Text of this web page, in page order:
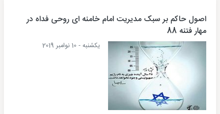
اصول حاکم بر سبک مدیریت امام خامنه ای روحی فداه در
مهار فتنه 88
یکشنبه - 10 نوامبر 2019